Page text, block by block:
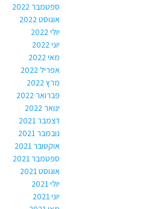
ספטמבר 2022
אוגוסט 2022
יולי 2022
יוני 2022
מאי 2022
אפריל 2022
מרץ 2022
פברואר 2022
ינואר 2022
דצמבר 2021
נובמבר 2021
אוקטובר 2021
ספטמבר 2021
אוגוסט 2021
יולי 2021
יוני 2021